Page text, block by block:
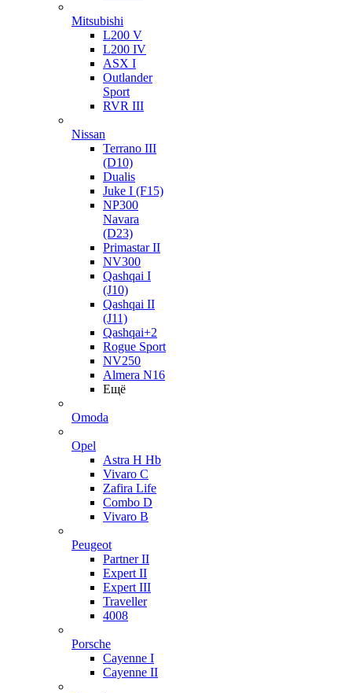
Mitsubishi
L200 V
L200 IV
ASX I
Outlander
Sport
RVR III
Nissan
Terrano III
(D10)
Dualis
Juke I (F15)
NP300
Navara
(D23)
Primastar II
NV300
Qashqai I
(J10)
Qashqai II
(J11)
Qashqai+2
Rogue Sport
NV250
Almera N16
Ещё
Omoda
Opel
Astra H Hb
Vivaro C
Zafira Life
Combo D
Vivaro B
Peugeot
Partner II
Expert II
Expert III
Traveller
4008
Porsche
Cayenne I
Cayenne II